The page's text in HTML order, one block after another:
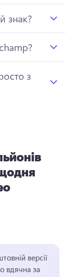
знак?
з
версії
вдячна за